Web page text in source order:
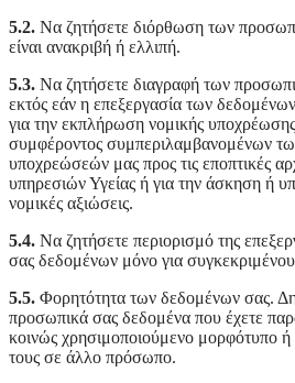
5.2. Να ζητήσετε διόρθωση των
είναι ανακριβή ή ελλιπή.
5.3. Να ζητήσετε διαγραφή των
εκτός εάν η επεξεργασία των
για την εκπλήρωση νομικής
συμφέροντος συμπεριλαμβανομένων
υποχρεώσεών μας προς τις εποπτικές
υπηρεσιών Υγείας ή για την άσκηση ή
νομικές αξιώσεις.
5.4. Να ζητήσετε περιορισμό της
σας δεδομένων μόνο για
5.5. Φορητότητα των δεδομένων σας.
προσωπικά σας δεδομένα που έχετε
κοινώς χρησιμοποιούμενο μορφότυπο ή
τους σε άλλο πρόσωπο.